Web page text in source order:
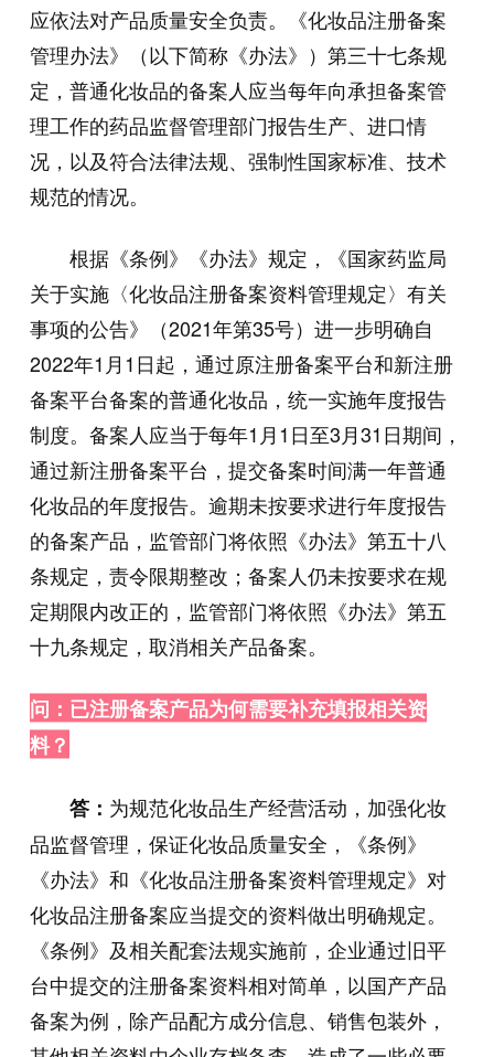
应依法对产品质量安全负责。《化妆品注册备案
管理办法》（以下简称《办法》）第三十七条规
定，普通化妆品的备案人应当每年向承担备案管
理工作的药品监督管理部门报告生产、进口情
况，以及符合法律法规、强制性国家标准、技术
规范的情况。
根据《条例》《办法》规定，《国家药监局
关于实施〈化妆品注册备案资料管理规定〉有关
事项的公告》（2021年第35号）进一步明确自
2022年1月1日起，通过原注册备案平台和新注册
备案平台备案的普通化妆品，统一实施年度报告
制度。备案人应当于每年1月1日至3月31日期间，
通过新注册备案平台，提交备案时间满一年普通
化妆品的年度报告。逾期未按要求进行年度报告
的备案产品，监管部门将依照《办法》第五十八
条规定，责令限期整改；备案人仍未按要求在规
定期限内改正的，监管部门将依照《办法》第五
十九条规定，取消相关产品备案。
问：已注册备案产品为何需要补充填报相关资
料？
答： 为规范化妆品生产经营活动，加强化妆
品监督管理，保证化妆品质量安全，《条例》
《办法》和《化妆品注册备案资料管理规定》对
化妆品注册备案应当提交的资料做出明确规定。
《条例》及相关配套法规实施前，企业通过旧平
台中提交的注册备案资料相对简单，以国产产品
备案为例，除产品配方成分信息、销售包装外，